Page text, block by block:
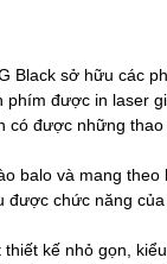
Black sở hữu các
được in laser
có được những
balo và mang
chức năng của
kế nhỏ gọn,